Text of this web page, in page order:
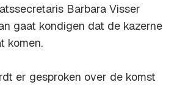
Barbara Visser
gaat kondigen dat de kazerne
komen.
er gesproken over de komst